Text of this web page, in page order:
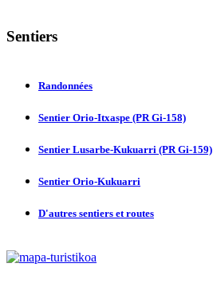
Sentiers
Randonnées
Sentier Orio-Itxaspe (PR Gi-158)
Sentier Lusarbe-Kukuarri (PR Gi-159)
Sentier Orio-Kukuarri
D'autres sentiers et routes